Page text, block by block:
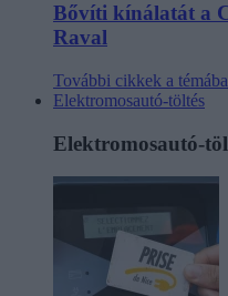
Bővíti kínálatát a
Raval
További cikkek a
Elektromosautó-töltés
Elektromosautó-